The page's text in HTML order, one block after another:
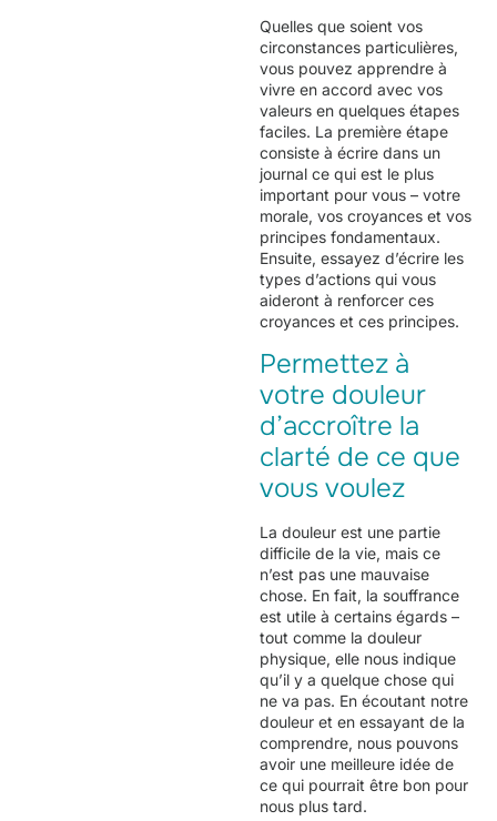
Quelles que soient vos
circonstances particulières,
vous pouvez apprendre à
vivre en accord avec vos
valeurs en quelques étapes
faciles. La première étape
consiste à écrire dans un
journal ce qui est le plus
important pour vous – votre
morale, vos croyances et vos
principes fondamentaux.
Ensuite, essayez d’écrire les
types d’actions qui vous
aideront à renforcer ces
croyances et ces principes.
Permettez à
votre douleur
d’accroître la
clarté de ce que
vous voulez
La douleur est une partie
difficile de la vie, mais ce
n’est pas une mauvaise
chose. En fait, la souffrance
est utile à certains égards –
tout comme la douleur
physique, elle nous indique
qu’il y a quelque chose qui
ne va pas. En écoutant notre
douleur et en essayant de la
comprendre, nous pouvons
avoir une meilleure idée de
ce qui pourrait être bon pour
nous plus tard.